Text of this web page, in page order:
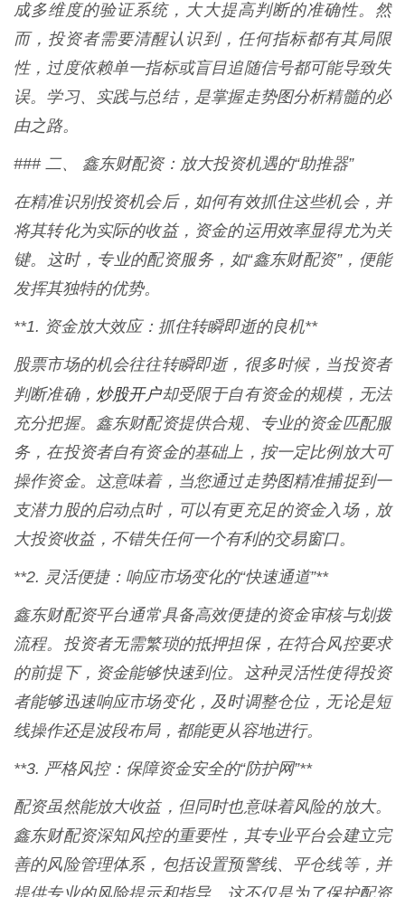
成多维度的验证系统，大大提高判断的准确性。然
而，投资者需要清醒认识到，任何指标都有其局限
性，过度依赖单一指标或盲目追随信号都可能导致失
误。学习、实践与总结，是掌握走势图分析精髓的必
由之路。
### 二、 鑫东财配资：放大投资机遇的“助推器”
在精准识别投资机会后，如何有效抓住这些机会，并
将其转化为实际的收益，资金的运用效率显得尤为关
键。这时，专业的配资服务，如“鑫东财配资”，便能
发挥其独特的优势。
**1. 资金放大效应：抓住转瞬即逝的良机**
股票市场的机会往往转瞬即逝，很多时候，当投资者
判断准确， 炒股开户却受限于自有资金的规模，无法
充分把握。鑫东财配资提供合规、专业的资金匹配服
务，在投资者自有资金的基础上，按一定比例放大可
操作资金。这意味着，当您通过走势图精准捕捉到一
支潜力股的启动点时，可以有更充足的资金入场，放
大投资收益，不错失任何一个有利的交易窗口。
**2. 灵活便捷：响应市场变化的“快速通道”**
鑫东财配资平台通常具备高效便捷的资金审核与划拨
流程。投资者无需繁琐的抵押担保，在符合风控要求
的前提下，资金能够快速到位。这种灵活性使得投资
者能够迅速响应市场变化，及时调整仓位，无论是短
线操作还是波段布局，都能更从容地进行。
**3. 严格风控：保障资金安全的“防护网”**
配资虽然能放大收益，但同时也意味着风险的放大。
鑫东财配资深知风控的重要性，其专业平台会建立完
善的风险管理体系，包括设置预警线、平仓线等，并